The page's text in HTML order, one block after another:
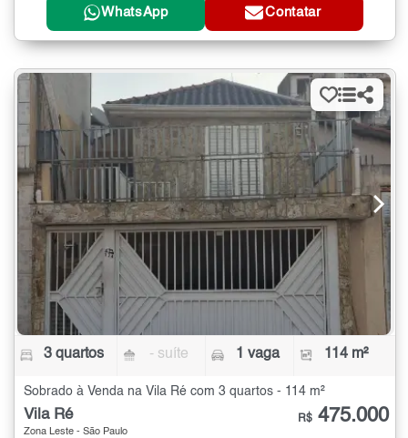
WhatsApp Contatar
3 quartos - suíte 1 vaga 114 m²
Sobrado à Venda na Vila Ré com 3 quartos - 114 m²
Vila Ré
Zona Leste - São Paulo
R$ 475.000